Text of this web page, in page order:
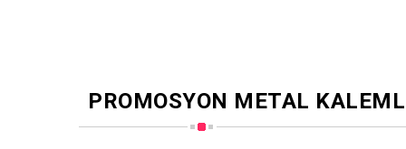
PROMOSYON METAL